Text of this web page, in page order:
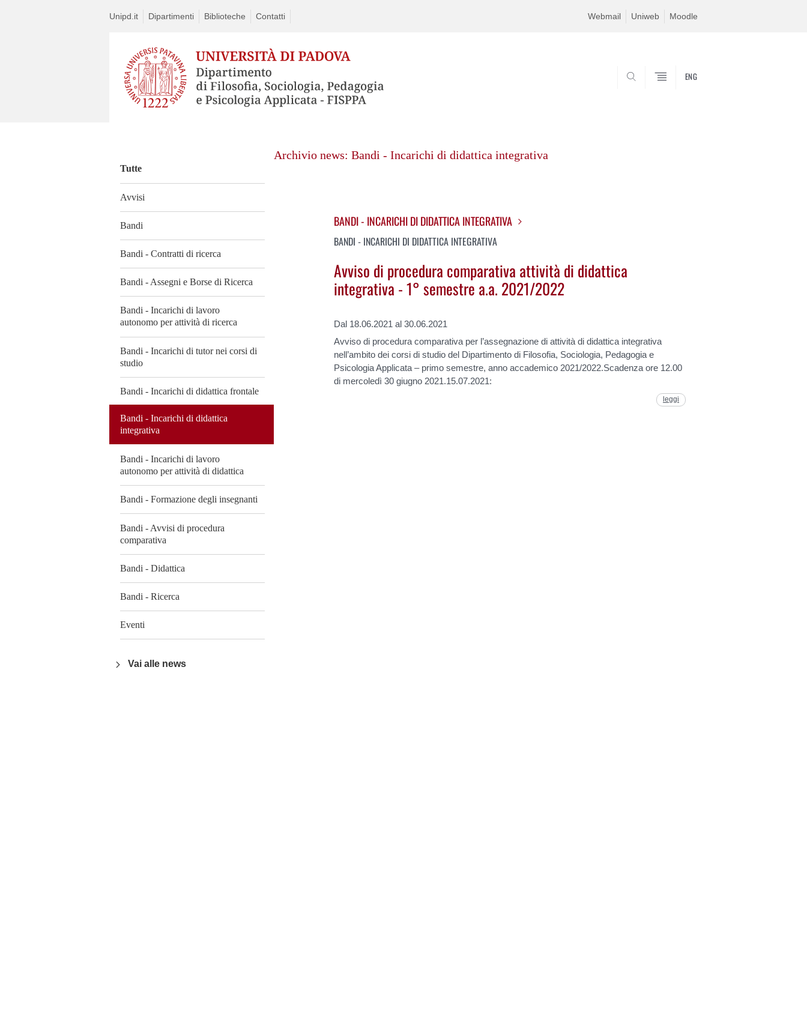
Unipd.it Dipartimenti Biblioteche Contatti Webmail Uniweb Moodle
ENG
Tutte
Avvisi
Bandi
Bandi - Contratti di ricerca
Bandi - Assegni e Borse di Ricerca
Bandi - Incarichi di lavoro
autonomo per attività di ricerca
Bandi - Incarichi di tutor nei corsi di
studio
Bandi - Incarichi di didattica frontale
Bandi - Incarichi di didattica
integrativa
Bandi - Incarichi di lavoro
autonomo per attività di didattica
Bandi - Formazione degli insegnanti
Bandi - Avvisi di procedura
comparativa
Bandi - Didattica
Bandi - Ricerca
Eventi
Vai alle news
Archivio news: Bandi - Incarichi di didattica integrativa
BANDI - INCARICHI DI DIDATTICA INTEGRATIVA
BANDI - INCARICHI DI DIDATTICA INTEGRATIVA
Avviso di procedura comparativa attività di didattica
integrativa - 1° semestre a.a. 2021/2022
Dal 18.06.2021 al 30.06.2021
Avviso di procedura comparativa per l’assegnazione di attività di didattica integrativa
nell’ambito dei corsi di studio del Dipartimento di Filosofia, Sociologia, Pedagogia e
Psicologia Applicata – primo semestre, anno accademico 2021/2022.Scadenza ore 12.00
di mercoledì 30 giugno 2021.15.07.2021:
leggi